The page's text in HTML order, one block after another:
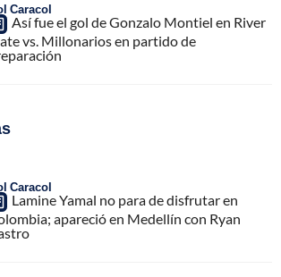
Caracol
Así fue el gol de Gonzalo Montiel en River
vs. Millonarios en partido de
Caracol
Lamine Yamal no para de disfrutar en
apareció en Medellín con Ryan